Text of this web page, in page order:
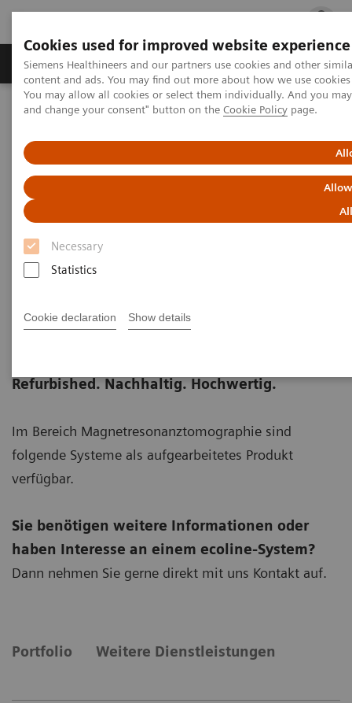
Cookies used for improved website experience
Siemens Healthineers and our partners use cookies and other
content and ads. You may find out more about how we use
You may allow all cookies or select them individually. And you
and change your consent" button on the Cookie Policy page.
Necessary
Statistics
Cookie declaration Show details
Fachbereiche Healthcare Management
Startseite
Medizinische Bildgebung
Magnetresonanztomographie
Magnetresonanztomographie
ecoline
Refurbished
Magnetresonanztomographiesysteme
Refurbished. Nachhaltig. Hochwertig.
Im Bereich Magnetresonanztomographie sind
folgende Systeme als aufgearbeitetes Produkt
verfügbar.
Sie benötigen weitere Informationen oder
haben Interesse an einem ecoline-System?
Dann nehmen Sie gerne direkt mit uns Kontakt auf.
Portfolio Weitere Dienstleistungen